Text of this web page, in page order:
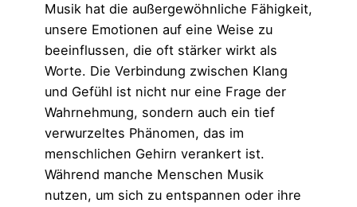
Musik hat die außergewöhnliche Fähigkeit,
unsere Emotionen auf eine Weise zu
beeinflussen, die oft stärker wirkt als
Worte. Die Verbindung zwischen Klang
und Gefühl ist nicht nur eine Frage der
Wahrnehmung, sondern auch ein tief
verwurzeltes Phänomen, das im
menschlichen Gehirn verankert ist.
Während manche Menschen Musik
nutzen, um sich zu entspannen oder ihre